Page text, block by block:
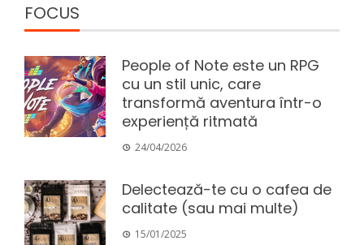
FOCUS
People of Note este un RPG
cu un stil unic, care
transformă aventura într-o
experiență ritmată
24/04/2026
Delectează-te cu o cafea de
calitate (sau mai multe)
15/01/2025